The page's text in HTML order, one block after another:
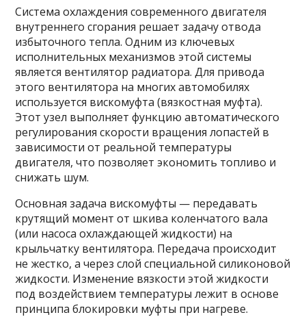
Система охлаждения современного двигателя
внутреннего сгорания решает задачу отвода
избыточного тепла. Одним из ключевых
исполнительных механизмов этой системы
является вентилятор радиатора. Для привода
этого вентилятора на многих автомобилях
используется вискомуфта (вязкостная муфта).
Этот узел выполняет функцию автоматического
регулирования скорости вращения лопастей в
зависимости от реальной температуры
двигателя, что позволяет экономить топливо и
снижать шум.
Основная задача вискомуфты — передавать
крутящий момент от шкива коленчатого вала
(или насоса охлаждающей жидкости) на
крыльчатку вентилятора. Передача происходит
не жестко, а через слой специальной силиконовой
жидкости. Изменение вязкости этой жидкости
под воздействием температуры лежит в основе
принципа блокировки муфты при нагреве.